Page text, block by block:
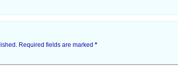
Required fields are marked *